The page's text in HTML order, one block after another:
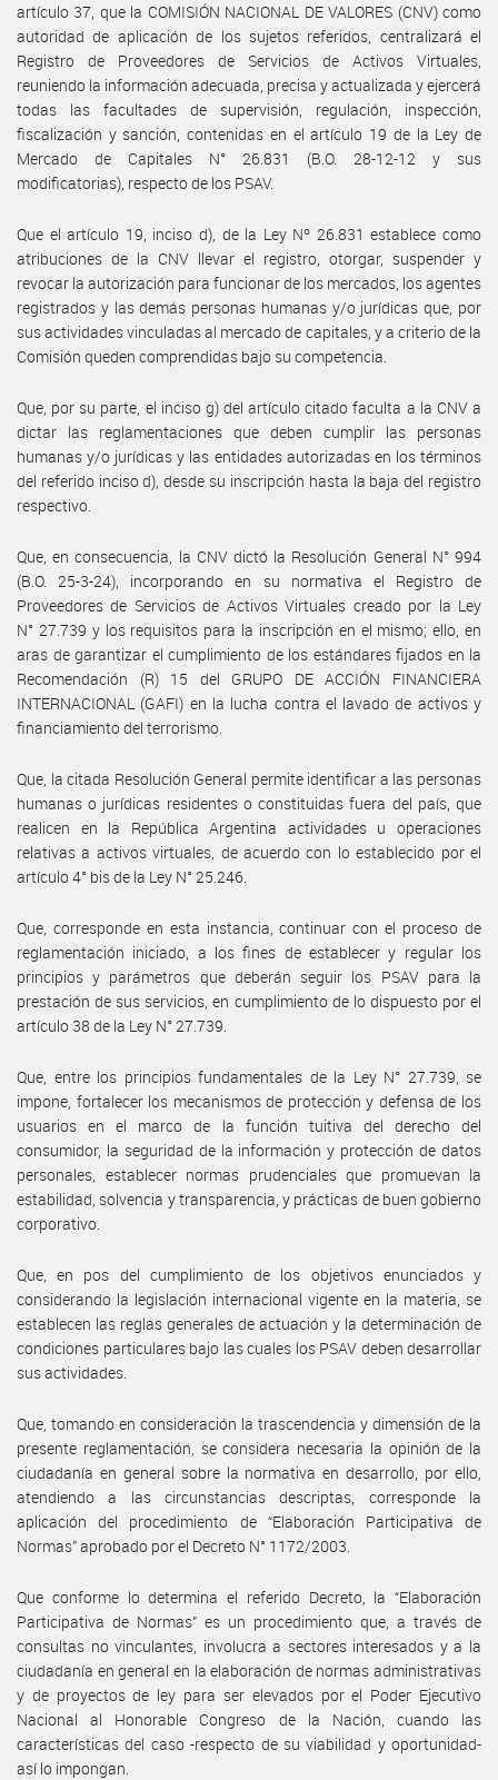
artículo 37, que la COMISIÓN NACIONAL DE VALORES (CNV) como
autoridad de aplicación de los sujetos referidos, centralizará el
Registro de Proveedores de Servicios de Activos Virtuales,
reuniendo la información adecuada, precisa y actualizada y ejercerá
todas las facultades de supervisión, regulación, inspección,
fiscalización y sanción, contenidas en el artículo 19 de la Ley de
Mercado de Capitales N° 26.831 (B.O. 28-12-12 y sus
modificatorias), respecto de los PSAV.
Que el artículo 19, inciso d), de la Ley Nº 26.831 establece como
atribuciones de la CNV llevar el registro, otorgar, suspender y
revocar la autorización para funcionar de los mercados, los agentes
registrados y las demás personas humanas y/o jurídicas que, por
sus actividades vinculadas al mercado de capitales, y a criterio de la
Comisión queden comprendidas bajo su competencia.
Que, por su parte, el inciso g) del artículo citado faculta a la CNV a
dictar las reglamentaciones que deben cumplir las personas
humanas y/o jurídicas y las entidades autorizadas en los términos
del referido inciso d), desde su inscripción hasta la baja del registro
respectivo.
Que, en consecuencia, la CNV dictó la Resolución General N° 994
(B.O. 25-3-24), incorporando en su normativa el Registro de
Proveedores de Servicios de Activos Virtuales creado por la Ley
N° 27.739 y los requisitos para la inscripción en el mismo; ello, en
aras de garantizar el cumplimiento de los estándares fijados en la
Recomendación (R) 15 del GRUPO DE ACCIÓN FINANCIERA
INTERNACIONAL (GAFI) en la lucha contra el lavado de activos y
financiamiento del terrorismo.
Que, la citada Resolución General permite identificar a las personas
humanas o jurídicas residentes o constituidas fuera del país, que
realicen en la República Argentina actividades u operaciones
relativas a activos virtuales, de acuerdo con lo establecido por el
artículo 4° bis de la Ley N° 25.246.
Que, corresponde en esta instancia, continuar con el proceso de
reglamentación iniciado, a los fines de establecer y regular los
principios y parámetros que deberán seguir los PSAV para la
prestación de sus servicios, en cumplimiento de lo dispuesto por el
artículo 38 de la Ley N° 27.739.
Que, entre los principios fundamentales de la Ley N° 27.739, se
impone, fortalecer los mecanismos de protección y defensa de los
usuarios en el marco de la función tuitiva del derecho del
consumidor, la seguridad de la información y protección de datos
personales, establecer normas prudenciales que promuevan la
estabilidad, solvencia y transparencia, y prácticas de buen gobierno
corporativo.
Que, en pos del cumplimiento de los objetivos enunciados y
considerando la legislación internacional vigente en la materia, se
establecen las reglas generales de actuación y la determinación de
condiciones particulares bajo las cuales los PSAV deben desarrollar
sus actividades.
Que, tomando en consideración la trascendencia y dimensión de la
presente reglamentación, se considera necesaria la opinión de la
ciudadanía en general sobre la normativa en desarrollo, por ello,
atendiendo a las circunstancias descriptas, corresponde la
aplicación del procedimiento de “Elaboración Participativa de
Normas” aprobado por el Decreto N° 1172/2003.
Que conforme lo determina el referido Decreto, la “Elaboración
Participativa de Normas” es un procedimiento que, a través de
consultas no vinculantes, involucra a sectores interesados y a la
ciudadanía en general en la elaboración de normas administrativas
y de proyectos de ley para ser elevados por el Poder Ejecutivo
Nacional al Honorable Congreso de la Nación, cuando las
características del caso -respecto de su viabilidad y oportunidad-
así lo impongan.